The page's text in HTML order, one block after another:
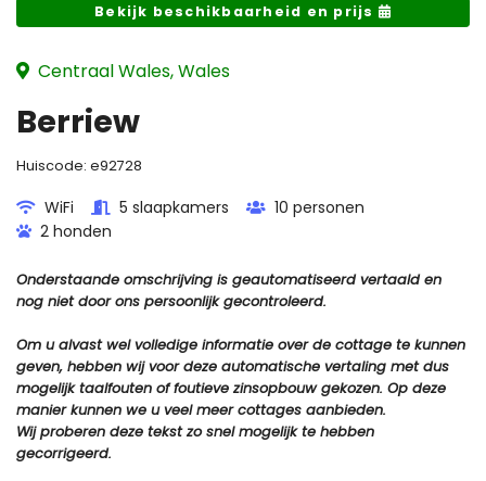
Bekijk beschikbaarheid en prijs
Centraal Wales, Wales
Berriew
Huiscode: e92728
WiFi 5 slaapkamers
10 personen
2 honden
Onderstaande omschrijving is geautomatiseerd vertaald en
nog niet door ons persoonlijk gecontroleerd.
Om u alvast wel volledige informatie over de cottage te kunnen
geven, hebben wij voor deze automatische vertaling met dus
mogelijk taalfouten of foutieve zinsopbouw gekozen. Op deze
manier kunnen we u veel meer cottages aanbieden.
Wij proberen deze tekst zo snel mogelijk te hebben
gecorrigeerd.